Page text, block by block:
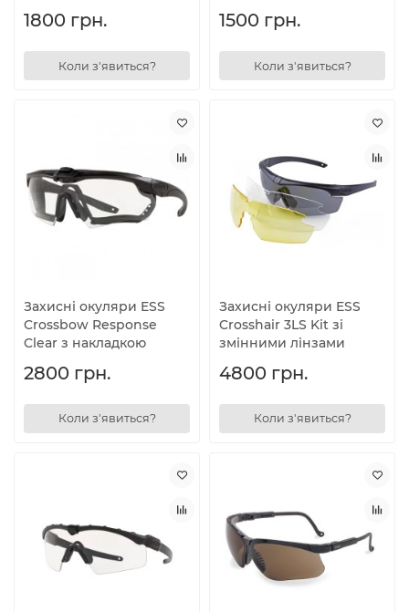
1800 грн.
Коли з'явиться?
1500 грн.
Коли з'явиться?
Захисні окуляри ESS
Crossbow Response
Clear з накладкою
2800 грн.
Коли з'явиться?
Захисні окуляри ESS
Crosshair 3LS Kit зі
змінними лінзами
4800 грн.
Коли з'явиться?